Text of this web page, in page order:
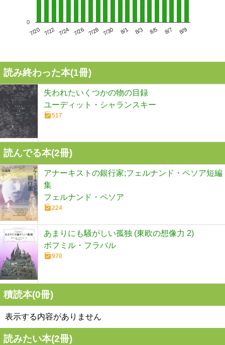
7/20 7/22 7/24 7/26 7/28 7/30 8/1 8/3 8/5 8/7 8/9
0
読み終わった本(1冊)
失われたいくつかの物の目録
ユーディット・シャランスキー
517
読んでる本(2冊)
アナーキストの銀行家;フェルナンド・ペソア短編
集
フェルナンド・ペソア
224
あまりにも騒がしい孤独 (東欧の想像力 2)
ボフミル・フラバル
970
積読本(0冊)
表示する内容がありません
読みたい本(2冊)